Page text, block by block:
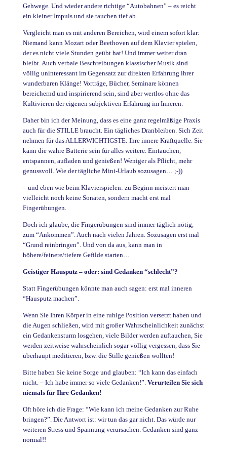
Gehwege. Und wieder andere richtige “Autobahnen” – es reicht
ein kleiner Impuls und sie tauchen tief ab.
Vergleicht man es mit anderen Bereichen, wird einem sofort klar:
Niemand kann Mozart oder Beethoven auf dem Klavier spielen,
der es nicht viele Stunden geübt hat! Und immer weiter dran
bleibt. Auch verbale Beschreibungen klassischer Musik sind
völlig uninteressant im Gegensatz zur direkten Erfahrung ihrer
wunderbaren Klänge! Vorträge, Bücher, Seminare können
bereichernd und inspirierend sein, sind aber wertlos ohne das
Kultivieren der eigenen subjektiven Erfahrung im Inneren.
Daher bin ich der Meinung, dass es eine ganz regelmäßige Praxis
auch für die STILLE braucht. Ein tägliches Dranbleiben. Sich Zeit
nehmen für das ALLERWICHTIGSTE: Ihre innere Kraftquelle. Sie
kann die wahre Batterie sein für alles weitere. Eintauchen,
entspannen, aufladen und genießen! Weniger als Pflicht, mehr
genussvoll. Wie der tägliche Mini-Urlaub sozusagen… ;-))
– und eben wie beim Klavierspielen: zu Beginn meistert man
vielleicht noch keine Sonaten, sondern macht erst mal
Fingerübungen.
Doch ich glaube, die Fingerübungen sind immer täglich nötig,
zum “Ankommen”. Auch nach vielen Jahren. Sozusagen erst mal
“Grund reinbringen”. Und von da aus, kann man in
höhere/feinere/tiefere Gefilde starten…
Geistiger Hausputz – oder: sind Gedanken “schlecht”?
Statt Fingerübungen könnte man auch sagen: erst mal inneren
“Hausputz machen”.
Wenn Sie Ihren Körper in eine ruhige Position versetzt haben und
die Augen schließen, wird mit großer Wahrscheinlichkeit zunächst
ein Gedankensturm losgehen, viele Bilder werden auftauchen, Sie
werden zeitweise wahrscheinlich sogar völlig vergessen, dass Sie
überhaupt meditieren, bzw. die Stille genießen wollten!
Bitte haben Sie keine Sorge und glauben: “Ich kann das einfach
nicht. – Ich habe immer so viele Gedanken!”.Verurteilen Sie sich
niemals für Ihre Gedanken!
Oft höre ich die Frage: “Wie kann ich meine Gedanken zur Ruhe
bringen?”. Die Antwort ist: wir tun das gar nicht. Das würde nur
weiteren Stress und Spannung verursachen. Gedanken sind ganz
normal!!